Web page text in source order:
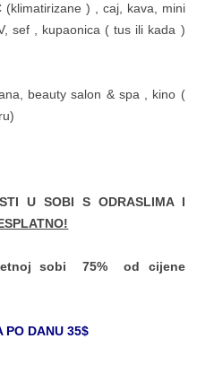
(klimatirizane ) , caj, kava, mini
sef , kupaonica ( tus ili kada )
beauty salon & spa , kino (
U SOBI S ODRASLIMA I
sobi 75% od cijene
PO DANU 35$